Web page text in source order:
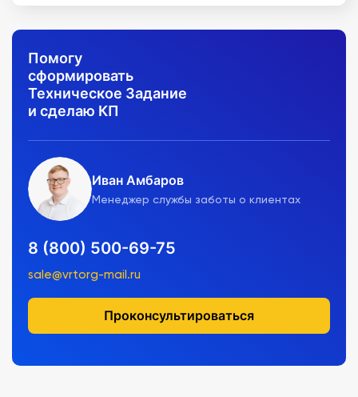
Помогу
сформировать
Техническое Задание
и сделаю КП
Иван Амбаров
Менеджер службы заботы о клиентах
8 (800) 500-69-75
sale@vrtorg-mail.ru
Проконсультироваться